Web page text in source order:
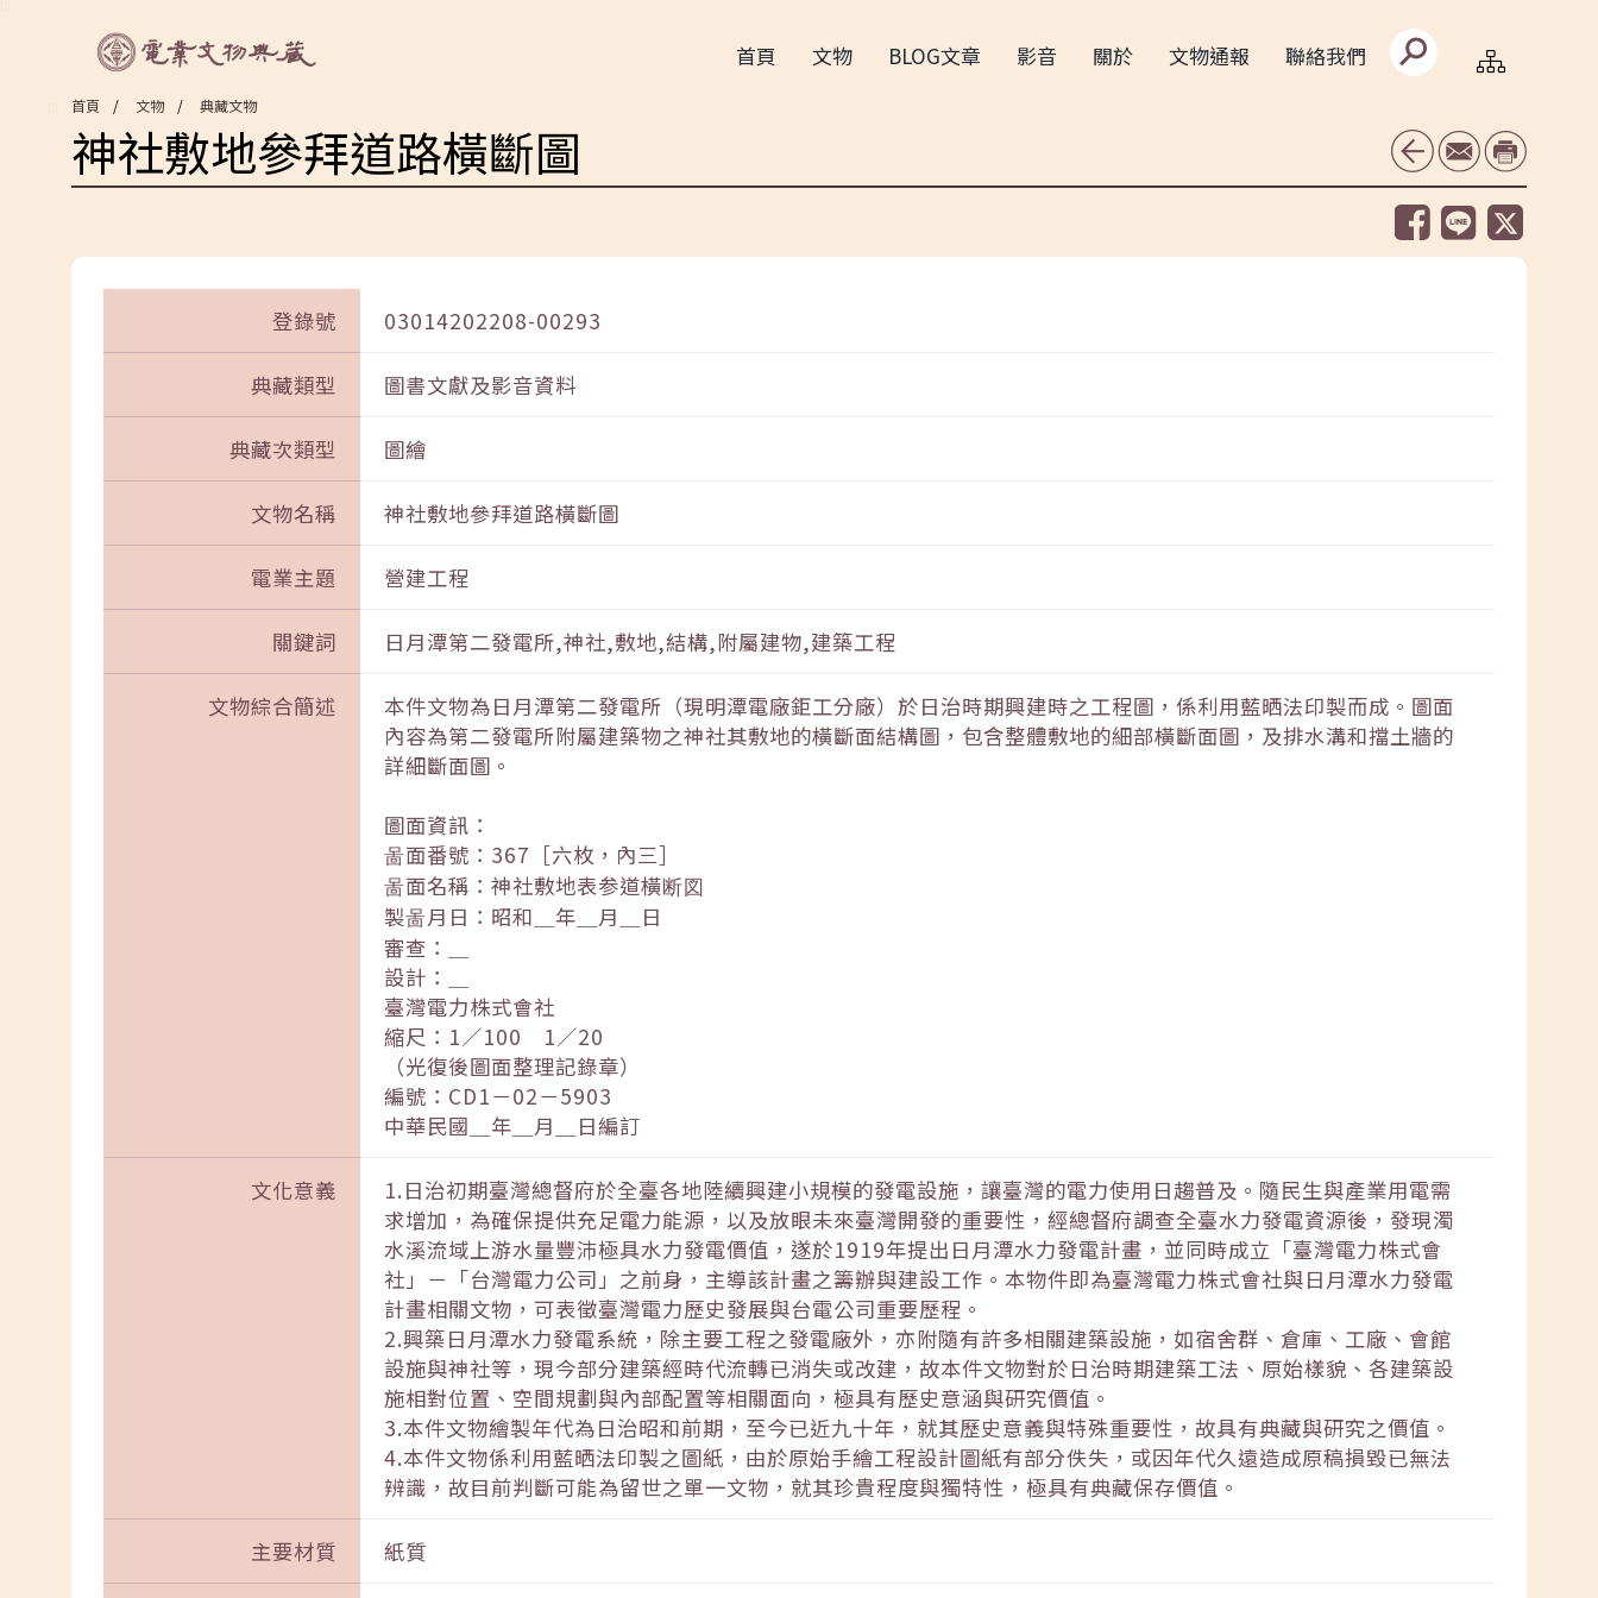
首頁 文物 BLOG文章 影音 關於 文物通報 聯絡我們
搜
尋
文
首頁 文物 典藏文物
神社敷地參拜道路橫斷圖
登錄號 03014202208-00293
典藏類型 圖書文獻及影音資料
典藏次類型 圖繪
文物名稱 神社敷地參拜道路橫斷圖
電業主題 營建工程
關鍵詞 日月潭第二發電所,神社,敷地,結構,附屬建物,建築工程
文物綜合簡述
本件文物為日月潭第二發電所（現明潭電廠鉅工分廠）於日治時期興建時之工程圖，係利用藍晒法印製而成。圖面
內容為第二發電所附屬建築物之神社其敷地的橫斷面結構圖，包含整體敷地的細部橫斷面圖，及排水溝和擋土牆的
詳細斷面圖。
圖面資訊：
啚面番號：367［六枚，內三］
啚面名稱：神社敷地表参道橫断図
製啚月日：昭和＿年＿月＿日
審查：＿
設計：＿
臺灣電力株式會社
縮尺：1／100 1／20
（光復後圖面整理記錄章）
編號：CD1－02－5903
中華民國＿年＿月＿日編訂
文化意義
1.日治初期臺灣總督府於全臺各地陸續興建小規模的發電設施，讓臺灣的電力使用日趨普及。隨民生與產業用電需
求增加，為確保提供充足電力能源，以及放眼未來臺灣開發的重要性，經總督府調查全臺水力發電資源後，發現濁
水溪流域上游水量豐沛極具水力發電價值，遂於1919年提出日月潭水力發電計畫，並同時成立「臺灣電力株式會
社」－「台灣電力公司」之前身，主導該計畫之籌辦與建設工作。本物件即為臺灣電力株式會社與日月潭水力發電
計畫相關文物，可表徵臺灣電力歷史發展與台電公司重要歷程。
2.興築日月潭水力發電系統，除主要工程之發電廠外，亦附隨有許多相關建築設施，如宿舍群、倉庫、工廠、會館
設施與神社等，現今部分建築經時代流轉已消失或改建，故本件文物對於日治時期建築工法、原始樣貌、各建築設
施相對位置、空間規劃與內部配置等相關面向，極具有歷史意涵與研究價值。
3.本件文物繪製年代為日治昭和前期，至今已近九十年，就其歷史意義與特殊重要性，故具有典藏與研究之價值。
4.本件文物係利用藍晒法印製之圖紙，由於原始手繪工程設計圖紙有部分佚失，或因年代久遠造成原稿損毀已無法
辨識，故目前判斷可能為留世之單一文物，就其珍貴程度與獨特性，極具有典藏保存價值。
主要材質 紙質